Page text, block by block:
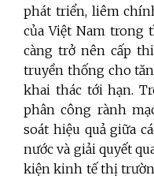
phát triển, liêm
của Việt Nam trong
càng trở nên cấp
truyền thống cho
khai thác tới hạn.
phân công rành
soát hiệu quả giữa
nước và giải quyết
kiện kinh tế thị